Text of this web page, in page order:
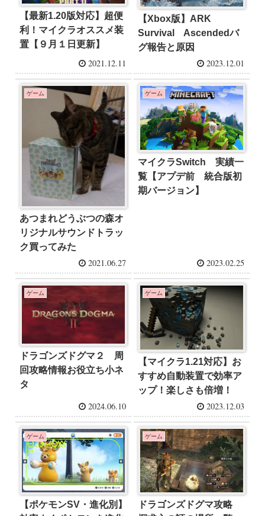
【最新1.20版対応】超便
利！マイクラオススメ装
置【９月１日更新】
2021.12.11
【Xbox版】ARK
Survival Ascendedバ
グ報告と原因
2023.12.01
ゲーム
あつまれどうぶつの森オ
リジナルサウンドトラッ
ク買ってみた
2021.06.27
ゲーム
マイクラSwitch 実績一
覧【アプデ前 統合版初
期バージョン】
2023.02.25
ゲーム
ドラゴンズドグマ２ 周
回攻略情報お役立ち小ネ
タ
2024.06.10
ゲーム
【マイクラ1.21対応】お
すすめ自動装置で効率ア
ップ！楽しさも倍増！
2023.12.03
ゲーム
【ポケモンSV・進化別】
ゲーム
ドラゴンズドグマ攻略